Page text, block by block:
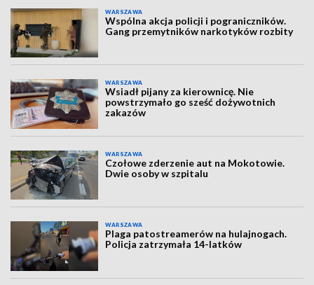
WARSZAWA
Wspólna akcja policji i pograniczników.
Gang przemytników narkotyków rozbity
WARSZAWA
Wsiadł pijany za kierownicę. Nie
powstrzymało go sześć dożywotnich
zakazów
WARSZAWA
Czołowe zderzenie aut na Mokotowie.
Dwie osoby w szpitalu
WARSZAWA
Plaga patostreamerów na hulajnogach.
Policja zatrzymała 14-latków